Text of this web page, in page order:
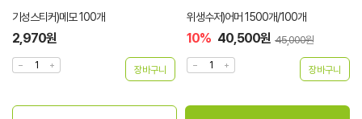
기성스티커)메모 100개
2,970원
위생수저)어머 1500개/100개
10% 40,500원 45,000원